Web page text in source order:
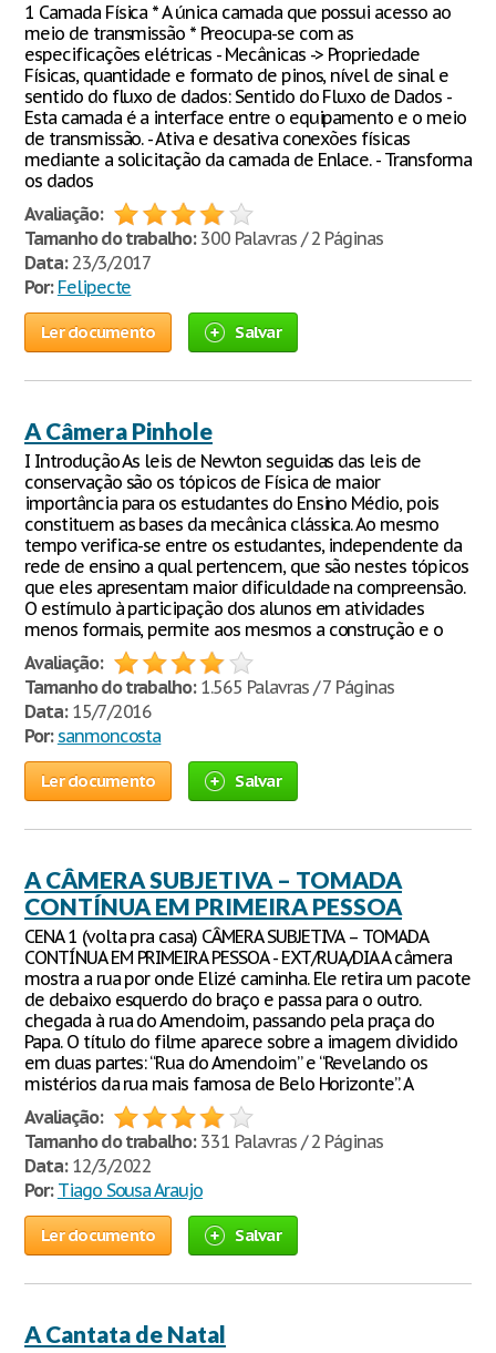
1 Camada Física * A única camada que possui acesso ao
meio de transmissão * Preocupa-se com as
especificações elétricas - Mecânicas -> Propriedade
Físicas, quantidade e formato de pinos, nível de sinal e
sentido do fluxo de dados: Sentido do Fluxo de Dados -
Esta camada é a interface entre o equipamento e o meio
de transmissão. - Ativa e desativa conexões físicas
mediante a solicitação da camada de Enlace. - Transforma
os dados
Avaliação:
Tamanho do trabalho:300 Palavras / 2 Páginas
Data:23/3/2017
Por: Felipecte
Ler documento Salvar
A Câmera Pinhole
I Introdução As leis de Newton seguidas das leis de
conservação são os tópicos de Física de maior
importância para os estudantes do Ensino Médio, pois
constituem as bases da mecânica clássica. Ao mesmo
tempo verifica-se entre os estudantes, independente da
rede de ensino a qual pertencem, que são nestes tópicos
que eles apresentam maior dificuldade na compreensão.
O estímulo à participação dos alunos em atividades
menos formais, permite aos mesmos a construção e o
Avaliação:
Tamanho do trabalho:1.565 Palavras / 7 Páginas
Data:15/7/2016
Por: sanmoncosta
Ler documento Salvar
A CÂMERA SUBJETIVA – TOMADA
CONTÍNUA EM PRIMEIRA PESSOA
CENA 1 (volta pra casa) CÂMERA SUBJETIVA – TOMADA
CONTÍNUA EM PRIMEIRA PESSOA - EXT/RUA/DIA A câmera
mostra a rua por onde Elizé caminha. Ele retira um pacote
de debaixo esquerdo do braço e passa para o outro.
chegada à rua do Amendoim, passando pela praça do
Papa. O título do filme aparece sobre a imagem dividido
em duas partes: “Rua do Amendoim” e “Revelando os
mistérios da rua mais famosa de Belo Horizonte”. A
Avaliação:
Tamanho do trabalho:331 Palavras / 2 Páginas
Data:12/3/2022
Por: Tiago Sousa Araujo
Ler documento Salvar
A Cantata de Natal